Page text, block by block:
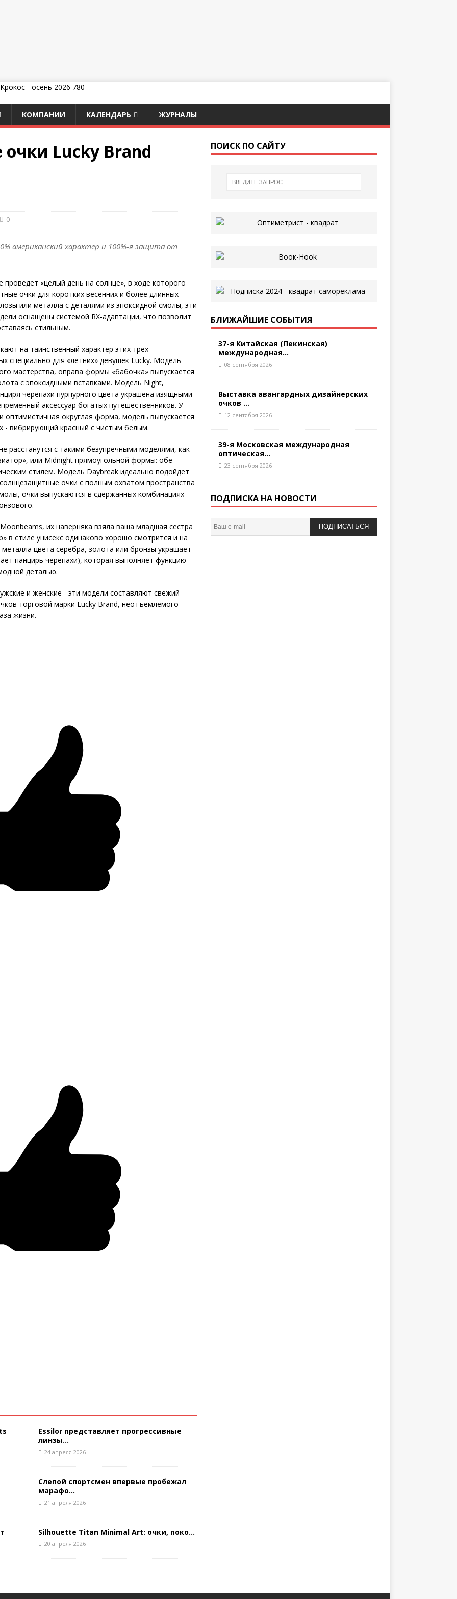
КОМПАНИИ КАЛЕНДАРЬ ЖУРНАЛЫ
Lucky Brand
0
американский характер и 100%-я защита от
«целый день на солнце», в ходе которого
очки для коротких весенних и более длинных
или металла с деталями из эпоксидной смолы, эти
оснащены системой RX-адаптации, что позволит
стильным.
на таинственный характер этих трех
специально для «летних» девушек Lucky. Модель
мастерства, оправа формы «бабочка» выпускается
с эпоксидными вставками. Модель Night,
черепахи пурпурного цвета украшена изящными
аксессуар богатых путешественников. У
округлая форма, модель выпускается
- вибрирующий красный с чистым белым.
с такими безупречными моделями, как
или Midnight прямоугольной формы: обе
стилем. Модель Daybreak идеально подойдет
очки с полным охватом пространства
очки выпускаются в сдержанных комбинациях
их наверняка взяла ваша младшая сестра
в стиле унисекс одинаково хорошо смотрится и на
цвета серебра, золота или бронзы украшает
панцирь черепахи), которая выполняет функцию
деталью.
и женские - эти модели составляют свежий
торговой марки Lucky Brand, неотъемлемого
жизни.
Essilor представляет прогрессивные
линзы...
24 апреля 2026
Слепой спортсмен впервые пробежал
марафо...
21 апреля 2026
Silhouette Titan Minimal Art: очки, поко...
20 апреля 2026
ПОИСК ПО САЙТУ
БЛИЖАЙШИЕ СОБЫТИЯ
37-я Китайская (Пекинская)
международная...
08 сентября 2026
Выставка авангардных дизайнерских
очков ...
12 сентября 2026
39-я Московская международная
оптическая...
23 сентября 2026
ПОДПИСКА НА НОВОСТИ
ПОДПИСАТЬСЯ